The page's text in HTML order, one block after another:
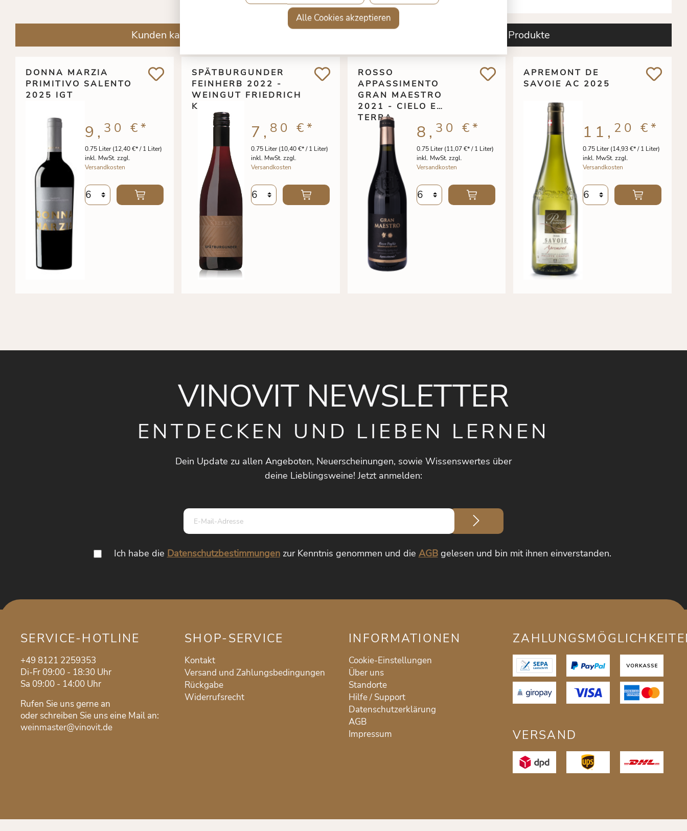
Kunden kauften auch Ähnliche Produkte
DONNA MARZIA
PRIMITIVO SALENTO
2025 IGT
0.75 Liter(12,40 €* / 1 Liter)
inkl. MwSt. zzgl.
Versandkosten
9, 30 €*
SPÄTBURGUNDER
FEINHERB 2022 -
WEINGUT FRIEDRICH
KIEFER
0.75 Liter(10,40 €* / 1 Liter)
inkl. MwSt. zzgl.
Versandkosten
7, 80 €*
ROSSO
APPASSIMENTO
GRAN MAESTRO
2021 - CIELO E
TERRA
0.75 Liter(11,07 €* / 1 Liter)
inkl. MwSt. zzgl.
Versandkosten
8, 30 €*
APREMONT DE
SAVOIE AC 2025
0.75 Liter(14,93 €* / 1 Liter)
inkl. MwSt. zzgl.
Versandkosten
11, 20 €*
VINOVIT NEWSLETTER
ENTDECKEN UND LIEBEN LERNEN
Dein Update zu allen Angeboten, Neuerscheinungen, sowie Wissenswertes über
deine Lieblingsweine! Jetzt anmelden:
Adresse*
Ich habe die Datenschutzbestimmungenzur Kenntnis genommen und die AGBgelesen und bin mit ihnen einverstanden.
SERVICE-HOTLINE
+49 8121 2259353
Di-Fr 09:00 - 18:30 Uhr
Sa 09:00 - 14:00 Uhr
Rufen Sie uns gerne an
oder schreiben Sie uns eine Mail an:
weinmaster@vinovit.de
SHOP-SERVICE
Kontakt
Versand und Zahlungsbedingungen
Rückgabe
Widerrufsrecht
INFORMATIONEN
Cookie-Einstellungen
Über uns
Standorte
Hilfe / Support
Datenschutzerklärung
AGB
Impressum
VERSAND
Alle Cookies akzeptieren